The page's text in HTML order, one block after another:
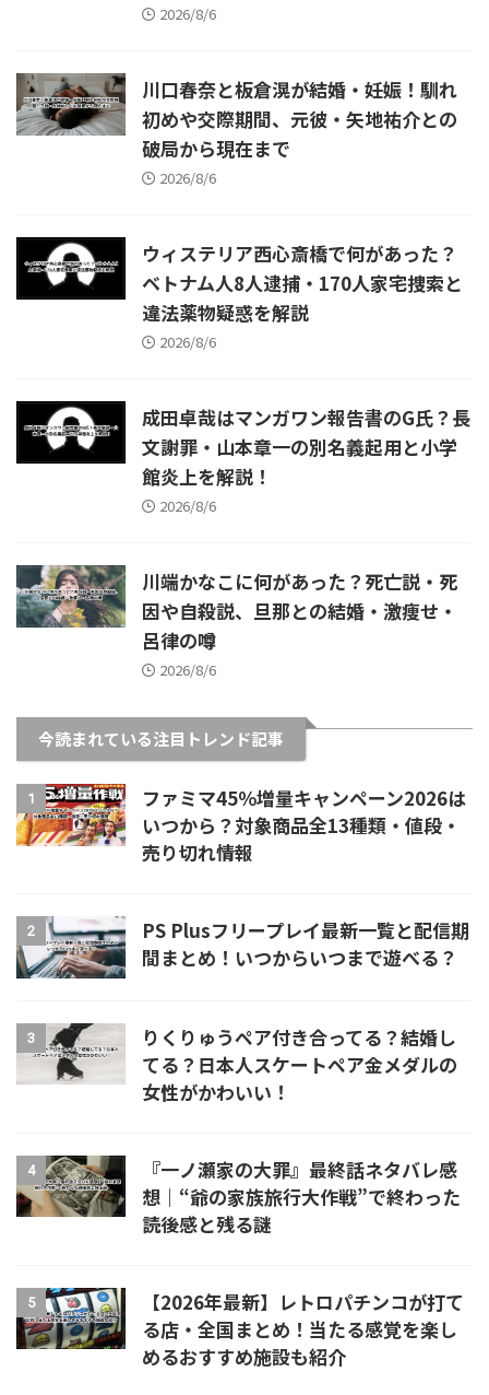
2026/8/6
川口春奈と板倉滉が結婚・妊娠！馴れ
初めや交際期間、元彼・矢地祐介との
破局から現在まで
2026/8/6
ウィステリア西心斎橋で何があった？
ベトナム人8人逮捕・170人家宅捜索と
違法薬物疑惑を解説
2026/8/6
成田卓哉はマンガワン報告書のG氏？長
文謝罪・山本章一の別名義起用と小学
館炎上を解説！
2026/8/6
川端かなこに何があった？死亡説・死
因や自殺説、旦那との結婚・激痩せ・
呂律の噂
2026/8/6
今読まれている注目トレンド記事
1
ファミマ45％増量キャンペーン2026は
いつから？対象商品全13種類・値段・
売り切れ情報
2
PS Plusフリープレイ最新一覧と配信期
間まとめ！いつからいつまで遊べる？
3
りくりゅうペア付き合ってる？結婚し
てる？日本人スケートペア金メダルの
女性がかわいい！
4
『一ノ瀬家の大罪』最終話ネタバレ感
想｜“爺の家族旅行大作戦”で終わった
読後感と残る謎
5
【2026年最新】レトロパチンコが打て
る店・全国まとめ！当たる感覚を楽し
めるおすすめ施設も紹介